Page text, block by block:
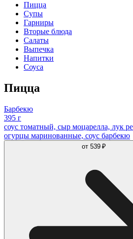
Пицца
Супы
Гарниры
Вторые блюда
Салаты
Выпечка
Напитки
Соуса
Пицца
Барбекю
395 г
соус томатный, сыр моцарелла, лук
огурцы маринованные, соус барбекю
от 539 ₽